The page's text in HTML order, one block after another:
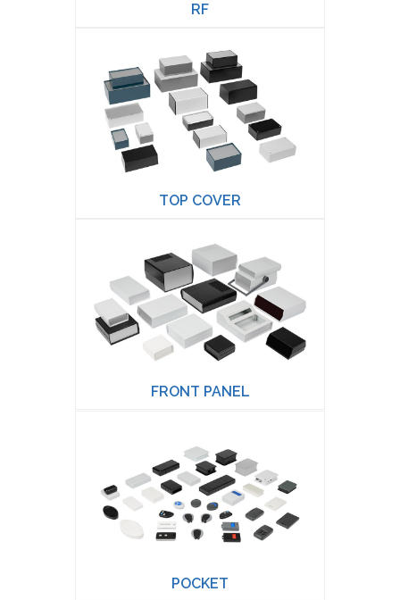
RF
TOP COVER
FRONT PANEL
POCKET